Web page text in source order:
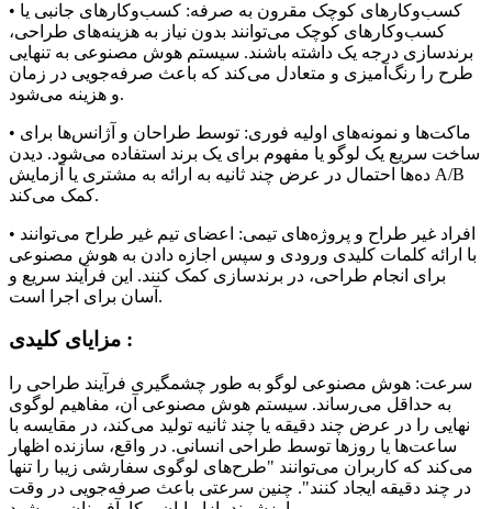
• کسب‌وکارهای کوچک مقرون به صرفه: کسب‌وکارهای جانبی یا
کسب‌وکارهای کوچک می‌توانند بدون نیاز به هزینه‌های طراحی،
برندسازی درجه یک داشته باشند. سیستم هوش مصنوعی به تنهایی
طرح را رنگ‌آمیزی و متعادل می‌کند که باعث صرفه‌جویی در زمان
و هزینه می‌شود.
• ماکت‌ها و نمونه‌های اولیه فوری: توسط طراحان و آژانس‌ها برای
ساخت سریع یک لوگو یا مفهوم برای یک برند استفاده می‌شود. دیدن
ده‌ها احتمال در عرض چند ثانیه به ارائه به مشتری یا آزمایش A/B
کمک می‌کند.
• افراد غیر طراح و پروژه‌های تیمی: اعضای تیم غیر طراح می‌توانند
با ارائه کلمات کلیدی ورودی و سپس اجازه دادن به هوش مصنوعی
برای انجام طراحی، در برندسازی کمک کنند. این فرآیند سریع و
آسان برای اجرا است.
مزایای کلیدی :
سرعت: هوش مصنوعی لوگو به طور چشمگیری فرآیند طراحی را
به حداقل می‌رساند. سیستم هوش مصنوعی آن، مفاهیم لوگوی
نهایی را در عرض چند دقیقه یا چند ثانیه تولید می‌کند، در مقایسه با
ساعت‌ها یا روزها توسط طراحی انسانی. در واقع، سازنده اظهار
می‌کند که کاربران می‌توانند "طرح‌های لوگوی سفارشی زیبا را تنها
در چند دقیقه ایجاد کنند". چنین سرعتی باعث صرفه‌جویی در وقت